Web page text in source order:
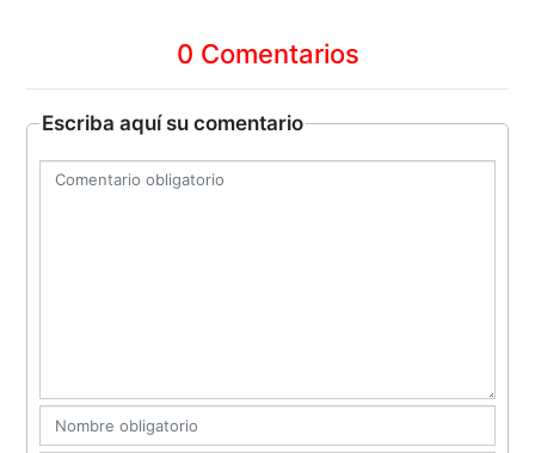
0 Comentarios
Escriba aquí su comentario